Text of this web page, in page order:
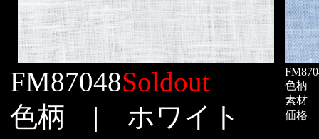
FM87048Soldout
色柄 | ホワイト
色柄
素材
価格 |